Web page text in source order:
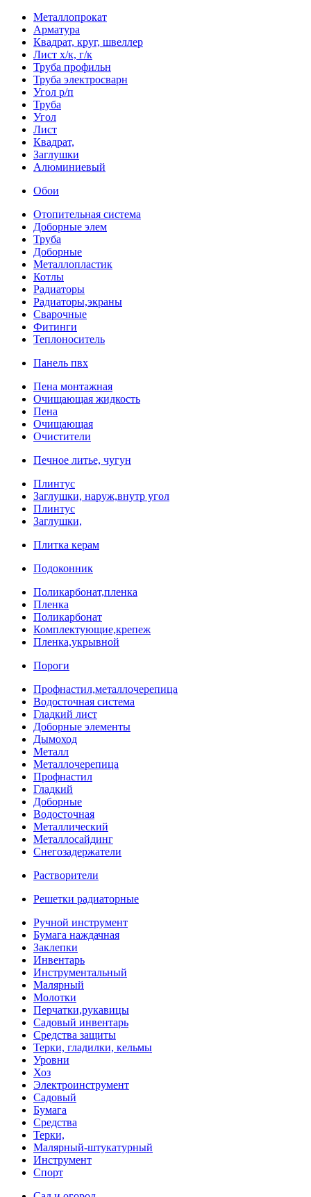
Металлопрокат
Арматура
Квадрат, круг, швеллер
Лист х/к, г/к
Труба профильн
Труба электросварн
Угол р/п
Труба
Угол
Лист
Квадрат,
Заглушки
Алюминиевый
Обои
Отопительная система
Доборные элем
Труба
Доборные
Металлопластик
Котлы
Радиаторы
Радиаторы,экраны
Сварочные
Фитинги
Теплоноситель
Панель пвх
Пена монтажная
Очищающая жидкость
Пена
Очищающая
Очистители
Печное литье, чугун
Плинтус
Заглушки, наруж,внутр угол
Плинтус
Заглушки,
Плитка керам
Подоконник
Поликарбонат,пленка
Пленка
Поликарбонат
Комплектующие,крепеж
Пленка,укрывной
Пороги
Профнастил,металлочерепица
Водосточная система
Гладкий лист
Доборные элементы
Дымоход
Металл
Металлочерепица
Профнастил
Гладкий
Доборные
Водосточная
Металлический
Металлосайдинг
Снегозадержатели
Растворители
Решетки радиаторные
Ручной инструмент
Бумага наждачная
Заклепки
Инвентарь
Инструментальный
Малярный
Молотки
Перчатки,рукавицы
Садовый инвентарь
Средства защиты
Терки, гладилки, кельмы
Уровни
Хоз
Электроинструмент
Садовый
Бумага
Средства
Терки,
Малярный-штукатурный
Инструмент
Спорт